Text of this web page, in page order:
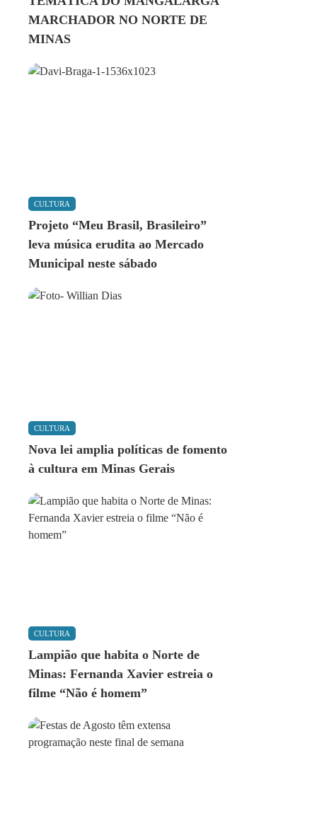
MARCHADOR NO NORTE DE
MINAS
CULTURA
Projeto “Meu Brasil, Brasileiro”
leva música erudita ao Mercado
Municipal neste sábado
CULTURA
Nova lei amplia políticas de fomento
à cultura em Minas Gerais
CULTURA
Lampião que habita o Norte de
Minas: Fernanda Xavier estreia o
filme “Não é homem”